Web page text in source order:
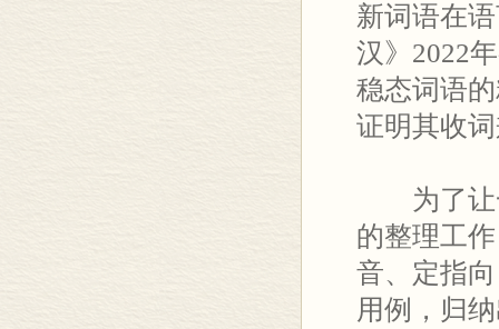
新词语在
汉》2022
稳态词语
证明其收
为了让一
的整理工
音、定指
用例，归